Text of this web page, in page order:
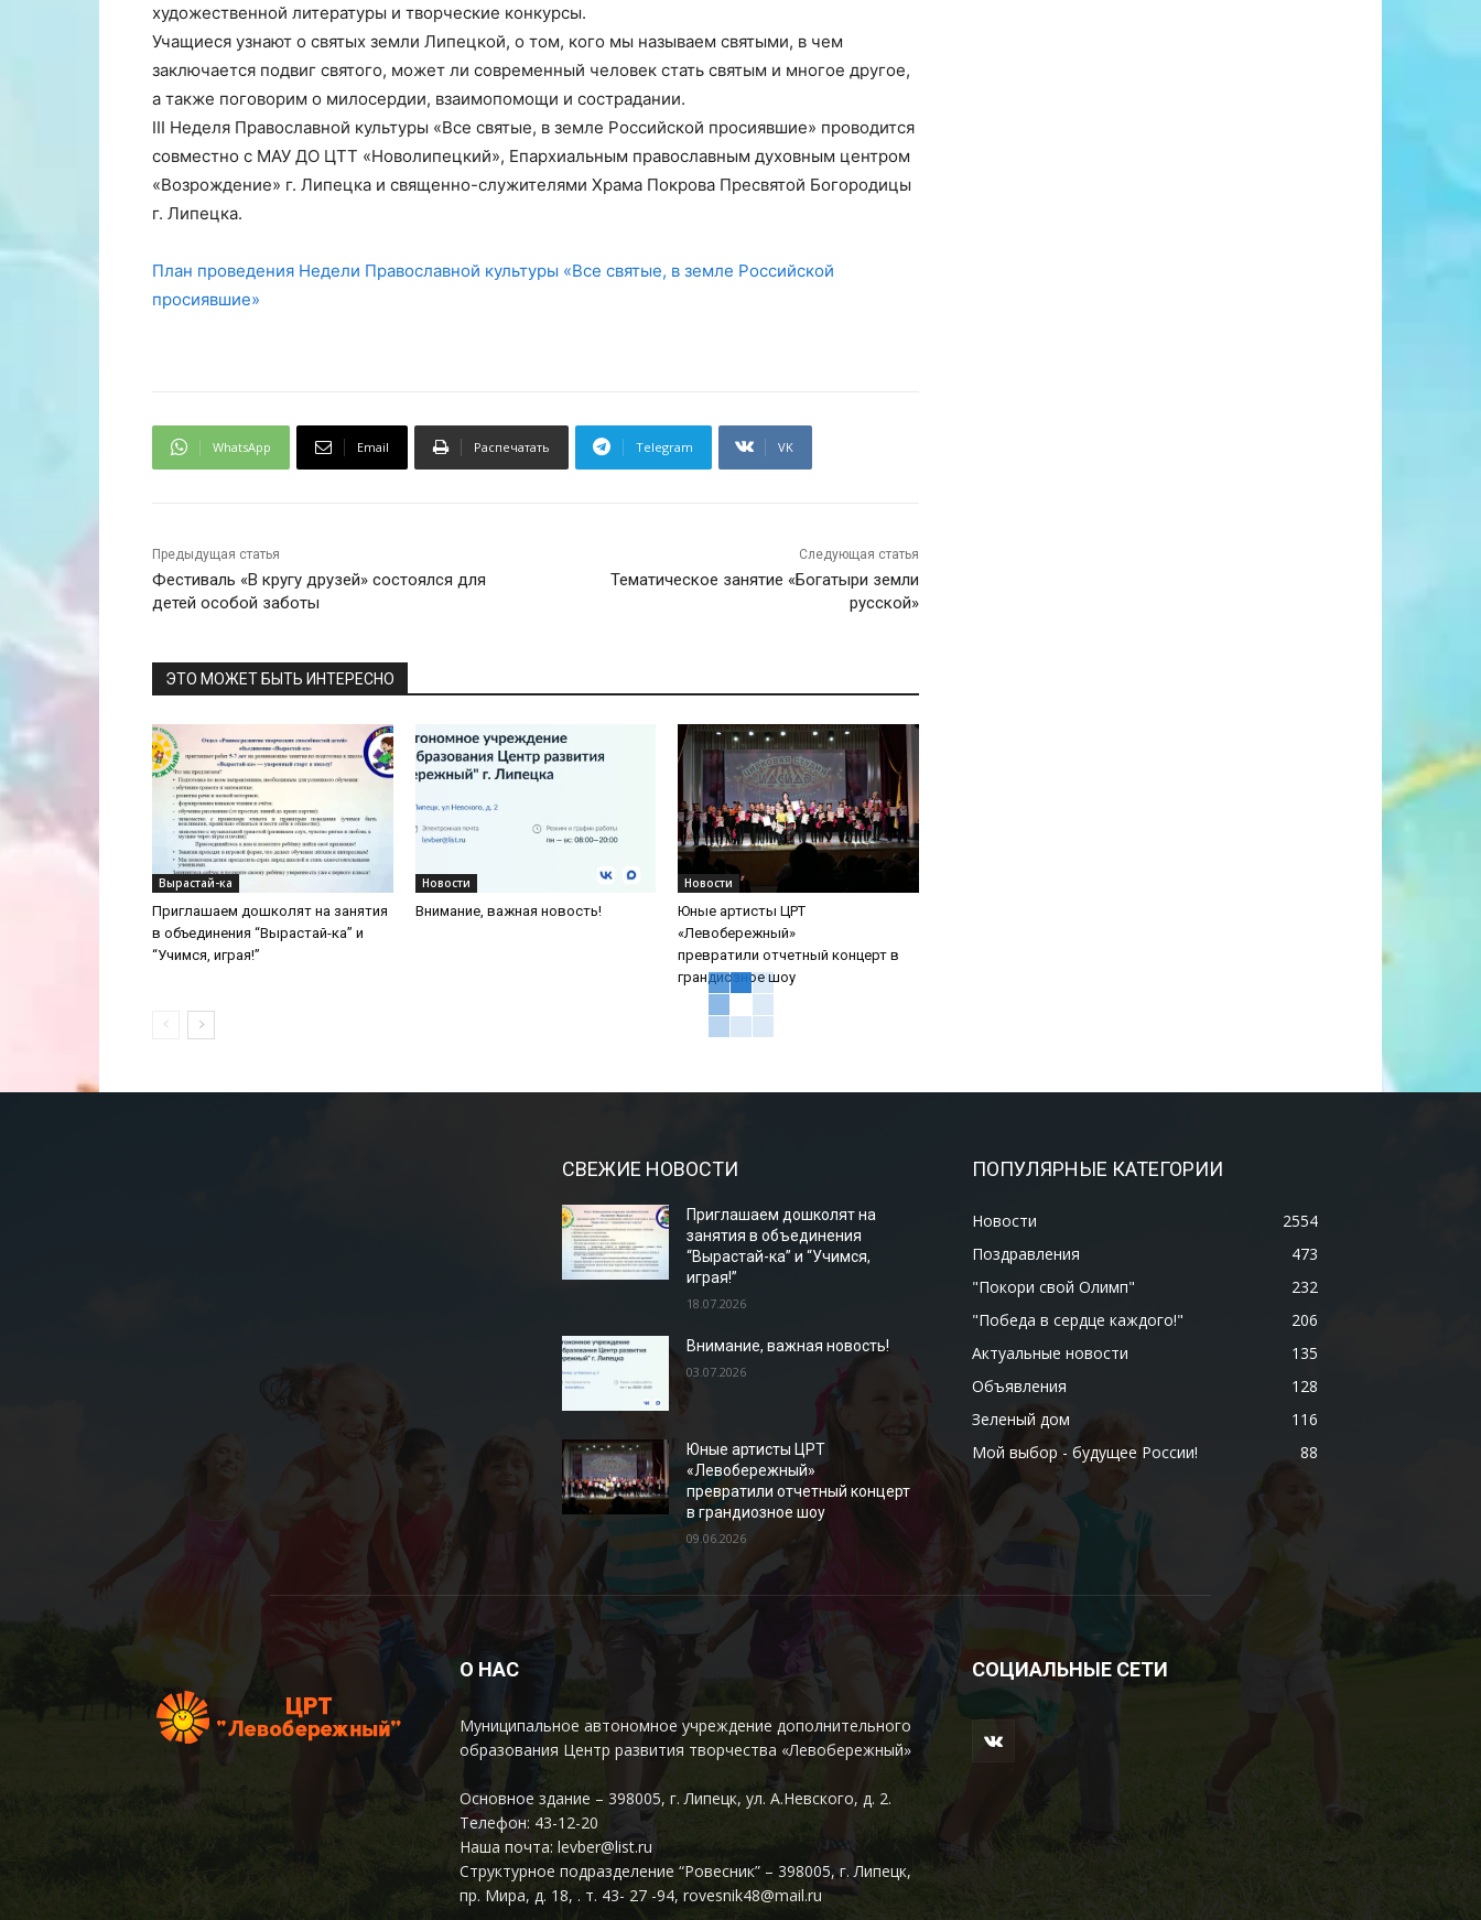
художественной литературы и творческие конкурсы.
Учащиеся узнают о святых земли Липецкой, о том, кого мы называем святыми, в чем
заключается подвиг святого, может ли современный человек стать святым и многое другое,
а также поговорим о милосердии, взаимопомощи и сострадании.
III Неделя Православной культуры «Все святые, в земле Российской просиявшие» проводится
совместно с МАУ ДО ЦТТ «Новолипецкий», Епархиальным православным духовным центром
«Возрождение» г. Липецка и священно-служителями Храма Покрова Пресвятой Богородицы
г. Липецка.
План проведения Недели Православной культуры «Все святые, в земле Российской
просиявшие»
WhatsApp Email Распечатать Telegram VK
Предыдущая статья
Фестиваль «В кругу друзей» состоялся для
детей особой заботы
Следующая статья
Тематическое занятие «Богатыри земли
русской»
ЭТО МОЖЕТ БЫТЬ ИНТЕРЕСНО
Вырастай-ка
Приглашаем дошколят на занятия
в объединения “Вырастай-ка” и
“Учимся, играя!”
Новости
Внимание, важная новость!
Новости
Юные артисты ЦРТ
«Левобережный»
превратили отчетный концерт в
грандиозное шоу
СВЕЖИЕ НОВОСТИ
Приглашаем дошколят на
занятия в объединения
“Вырастай-ка” и “Учимся,
играя!”
18.07.2026
Внимание, важная новость!
03.07.2026
Юные артисты ЦРТ
«Левобережный»
превратили отчетный концерт
в грандиозное шоу
09.06.2026
ПОПУЛЯРНЫЕ КАТЕГОРИИ
Новости
2554
Поздравления
473
"Покори свой Олимп"
232
"Победа в сердце каждого!"
206
Актуальные новости
135
Объявления
128
Зеленый дом
116
Мой выбор - будущее России!
88
О НАС
Муниципальное автономное учреждение дополнительного
образования Центр развития творчества «Левобережный»
Основное здание – 398005, г. Липецк, ул. А.Невского, д. 2.
Телефон: 43-12-20
Наша почта: levber@list.ru
Структурное подразделение “Ровесник” – 398005, г. Липецк,
пр. Мира, д. 18, . т. 43- 27 -94, rovesnik48@mail.ru
СОЦИАЛЬНЫЕ СЕТИ